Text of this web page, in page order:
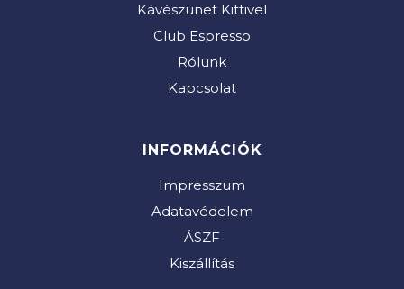
Kávészünet Kittivel
Club Espresso
Rólunk
Kapcsolat
INFORMÁCIÓK
Impresszum
Adatavédelem
ÁSZF
Kiszállítás